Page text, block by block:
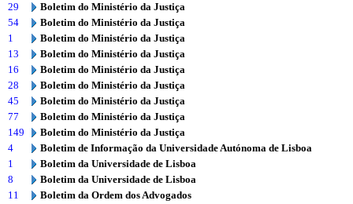
29
Boletim do Ministério da Justiça
54
Boletim do Ministério da Justiça
1
Boletim do Ministério da Justiça
13
Boletim do Ministério da Justiça
16
Boletim do Ministério da Justiça
28
Boletim do Ministério da Justiça
45
Boletim do Ministério da Justiça
77
Boletim do Ministério da Justiça
149
Boletim do Ministério da Justiça
4
Boletim de Informação da Universidade Autónoma de Lisboa
1
Boletim da Universidade de Lisboa
8
Boletim da Universidade de Lisboa
11
Boletim da Ordem dos Advogados